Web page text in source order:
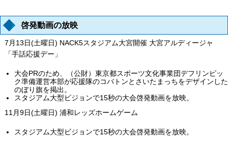
啓発動画の放映
7月13日(土曜日) NACK5スタジアム大宮開催 大宮アルディージャ
「手話応援デー」
大会PRのため、（公財）東京都スポーツ文化事業団デフリンピッ
ク準備運営本部が応援隊のコバトンとさいたまっちをデザインした
のぼり旗を掲出。
スタジアム大型ビジョンで15秒の大会啓発動画を放映。
11月9日(土曜日) 浦和レッズホームゲーム
スタジアム大型ビジョンで15秒の大会啓発動画を放映。